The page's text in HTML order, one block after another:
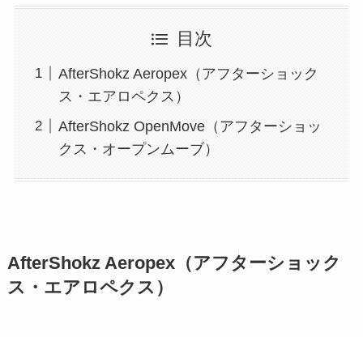
目次
AfterShokz Aeropex（アフターショック
ス・エアロペクス）
AfterShokz OpenMove（アフターショッ
クス・オープンムーブ）
AfterShokz Aeropex（アフターショック
ス・エアロペクス）